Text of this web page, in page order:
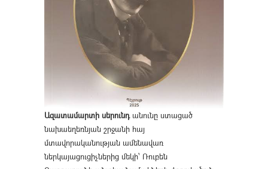
Ազատամարտի սերունդանունը ստացած
նախաեղեռնյան շրջանի հայ
մտավորականության ամենավառ
ներկայացուցիչներից մեկի՝ Ռուբեն